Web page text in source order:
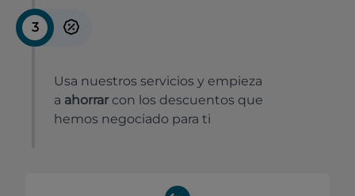
3
Usa nuestros servicios y empieza
a ahorrar con los descuentos que
hemos negociado para ti